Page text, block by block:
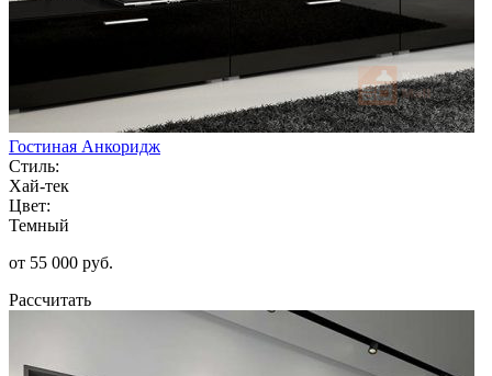
Гостиная Анкоридж
Стиль:
Хай-тек
Цвет:
Темный
от 55 000 руб.
Рассчитать